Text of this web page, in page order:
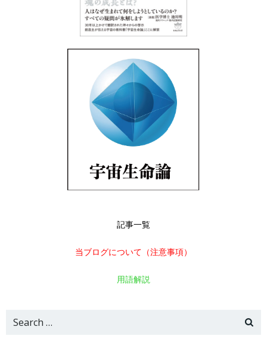
記事一覧
当ブログについて（注意事項）
用語解説
Search